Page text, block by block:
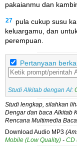
pakaianmu dan
27 pula cukup susu
keluargamu, dan
perempuan.
Pertanyaan
Studi Alkitab dengan AI:
Studi lengkap, silahkan
Dengar dan baca Alkitab
Rencana Multimedia
Download Audio MP3
Mobile (Low Quality) - CD